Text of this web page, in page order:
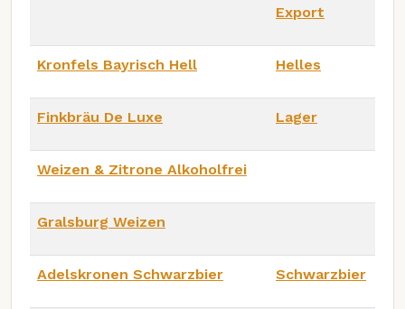
Export
Kronfels Bayrisch Hell Helles
Finkbräu De Luxe Lager
Weizen & Zitrone Alkoholfrei
Gralsburg Weizen
Adelskronen Schwarzbier Schwarzbier